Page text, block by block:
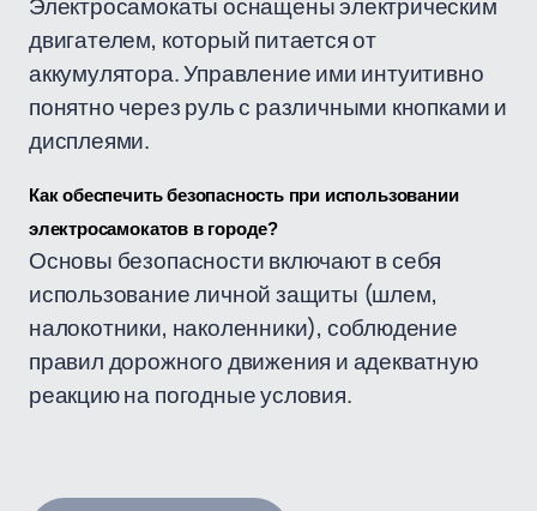
двигателем, который питается от
аккумулятора. Управление ими интуитивно
понятно через руль с различными кнопками и
дисплеями.
Как обеспечить безопасность при использовании
электросамокатов в городе?
Основы безопасности включают в себя
использование личной защиты (шлем,
налокотники, наколенники), соблюдение
правил дорожного движения и адекватную
реакцию на погодные условия.